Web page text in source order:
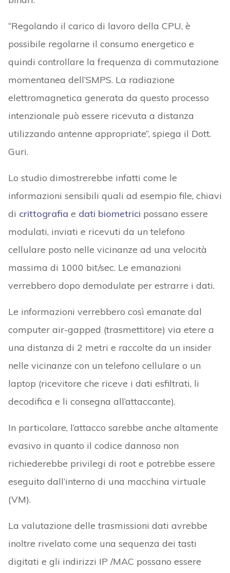
“Regolando il carico di lavoro della CPU, è
possibile regolarne il consumo energetico e
quindi controllare la frequenza di commutazione
momentanea dell’SMPS. La radiazione
elettromagnetica generata da questo processo
intenzionale può essere ricevuta a distanza
utilizzando antenne appropriate”, spiega il Dott.
Guri.
Lo studio dimostrerebbe infatti come le
informazioni sensibili quali ad esempio file, chiavi
di crittografia e dati biometrici possano essere
modulati, inviati e ricevuti da un telefono
cellulare posto nelle vicinanze ad una velocità
massima di 1000 bit/sec. Le emanazioni
verrebbero dopo demodulate per estrarre i dati.
Le informazioni verrebbero così emanate dal
computer air-gapped (trasmettitore) via etere a
una distanza di 2 metri e raccolte da un insider
nelle vicinanze con un telefono cellulare o un
laptop (ricevitore che riceve i dati esfiltrati, li
decodifica e li consegna all’attaccante).
In particolare, l’attacco sarebbe anche altamente
evasivo in quanto il codice dannoso non
richiederebbe privilegi di root e potrebbe essere
eseguito dall’interno di una macchina virtuale
(VM).
La valutazione delle trasmissioni dati avrebbe
inoltre rivelato come una sequenza dei tasti
digitati e gli indirizzi IP /MAC possano essere